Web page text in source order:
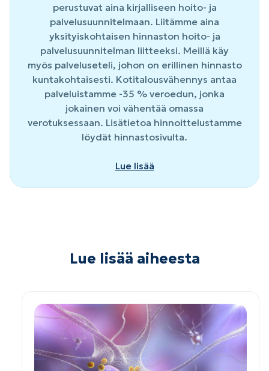
perustuvat aina kirjalliseen hoito- ja
palvelusuunnitelmaan. Liitämme aina
yksityiskohtaisen hinnaston hoito- ja
palvelusuunnitelman liitteeksi. Meillä käy
myös palveluseteli, johon on erillinen hinnasto
kuntakohtaisesti. Kotitalousvähennys antaa
palveluistamme -35 % veroedun, jonka
jokainen voi vähentää omassa
verotuksessaan. Lisätietoa hinnoittelustamme
löydät hinnastosivulta.
Lue lisää
Lue lisää aiheesta